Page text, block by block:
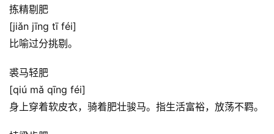
拣精剔肥
[jiǎn jīng tī féi]
比喻过分挑剔。
裘马轻肥
[qiú mǎ qīng féi]
身上穿着软皮衣，骑着肥壮骏马。指生活富裕，放荡不羁。